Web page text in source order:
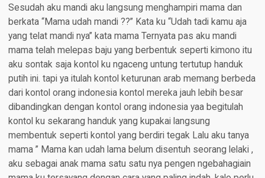
Sesudah aku mandi aku langsung menghampiri mama dan
berkata “Mama udah mandi ??” Kata ku “Udah tadi kamu aja
yang telat mandi nya” kata mama Ternyata pas aku mandi
mama telah melepas baju yang berbentuk seperti kimono itu
aku sontak saja kontol ku ngaceng untung tertutup handuk
putih ini. tapi ya itulah kontol keturunan arab memang berbeda
dari kontol orang indonesia kontol mereka jauh lebih besar
dibandingkan dengan kontol orang indonesia yaa begitulah
kontol ku sekarang handuk yang kupakai langsung
membentuk seperti kontol yang berdiri tegak Lalu aku tanya
mama ” Mama kan udah lama belum disentuh seorang lelaki ,
aku sebagai anak mama satu satu nya pengen ngebahagiain